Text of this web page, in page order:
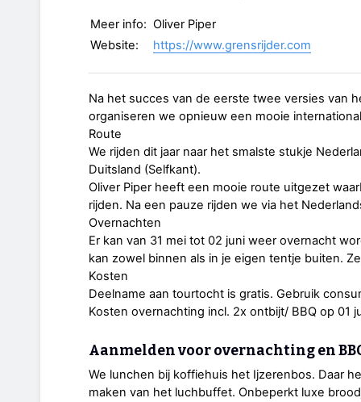
Meer info: Oliver Piper
Website:
https://www.grensrijder.com
Na het succes van de eerste twee versies van
organiseren we opnieuw een mooie
Route
We rijden dit jaar naar het smalste stukje
Duitsland (Selfkant).
Oliver Piper heeft een mooie route uitgezet
rijden. Na een pauze rijden we via het
Overnachten
Er kan van 31 mei tot 02 juni weer overnacht
kan zowel binnen als in je eigen tentje buiten.
Kosten
Deelname aan tourtocht is gratis. Gebruik
Kosten overnachting incl. 2x ontbijt/ BBQ op 01
Aanmelden voor overnachting en
We lunchen bij koffiehuis het Ijzerenbos. Daar
maken van het luchbuffet. Onbeperkt luxe